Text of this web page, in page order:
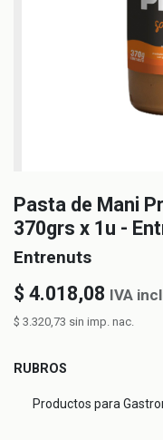
Pasta de Mani
370grs x 1u -
Entrenuts
$ 4.018,08 IVA
$ 3.320,73 sin imp. nac.
RUBROS
Productos para